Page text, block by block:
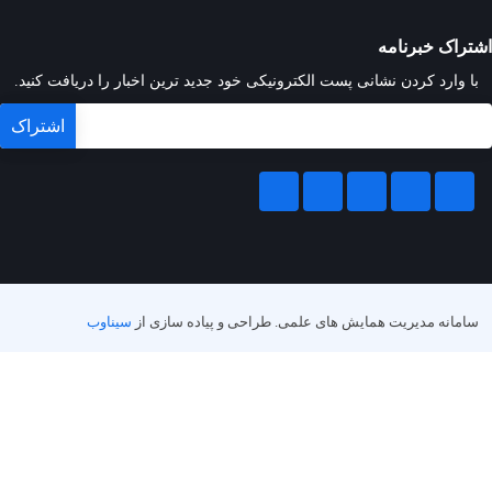
اشتراک خبرنامه
با وارد کردن نشانی پست الکترونیکی خود جدید ترین اخبار را دریافت کنید.
سامانه مدیریت همایش های علمی. طراحی و پیاده سازی از سیناوب